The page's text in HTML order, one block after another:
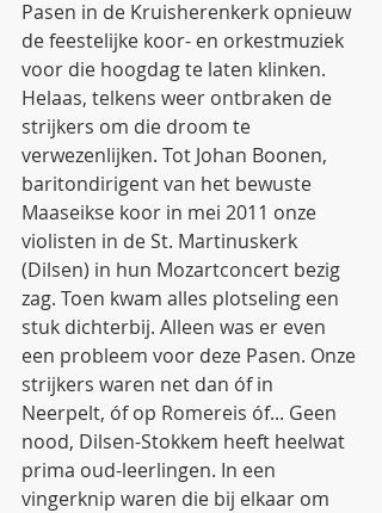
Pasen in de Kruisherenkerk opnieuw
de feestelijke koor- en orkestmuziek
voor die hoogdag te laten klinken.
Helaas, telkens weer ontbraken de
strijkers om die droom te
verwezenlijken. Tot Johan Boonen,
baritondirigent van het bewuste
Maaseikse koor in mei 2011 onze
violisten in de St. Martinuskerk
(Dilsen) in hun Mozartconcert bezig
zag. Toen kwam alles plotseling een
stuk dichterbij. Alleen was er even
een probleem voor deze Pasen. Onze
strijkers waren net dan óf in
Neerpelt, óf op Romereis óf... Geen
nood, Dilsen-Stokkem heeft heelwat
prima oud-leerlingen. In een
vingerknip waren die bij elkaar om